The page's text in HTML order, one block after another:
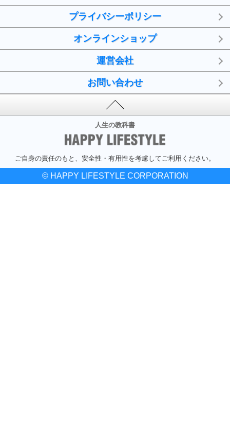
プライバシーポリシー
オンラインショップ
運営会社
お問い合わせ
人生の教科書
ご自身の責任のもと、安全性・有用性を考慮してご利用ください。
© HAPPY LIFESTYLE CORPORATION